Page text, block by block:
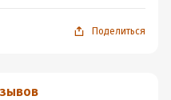
Поделиться